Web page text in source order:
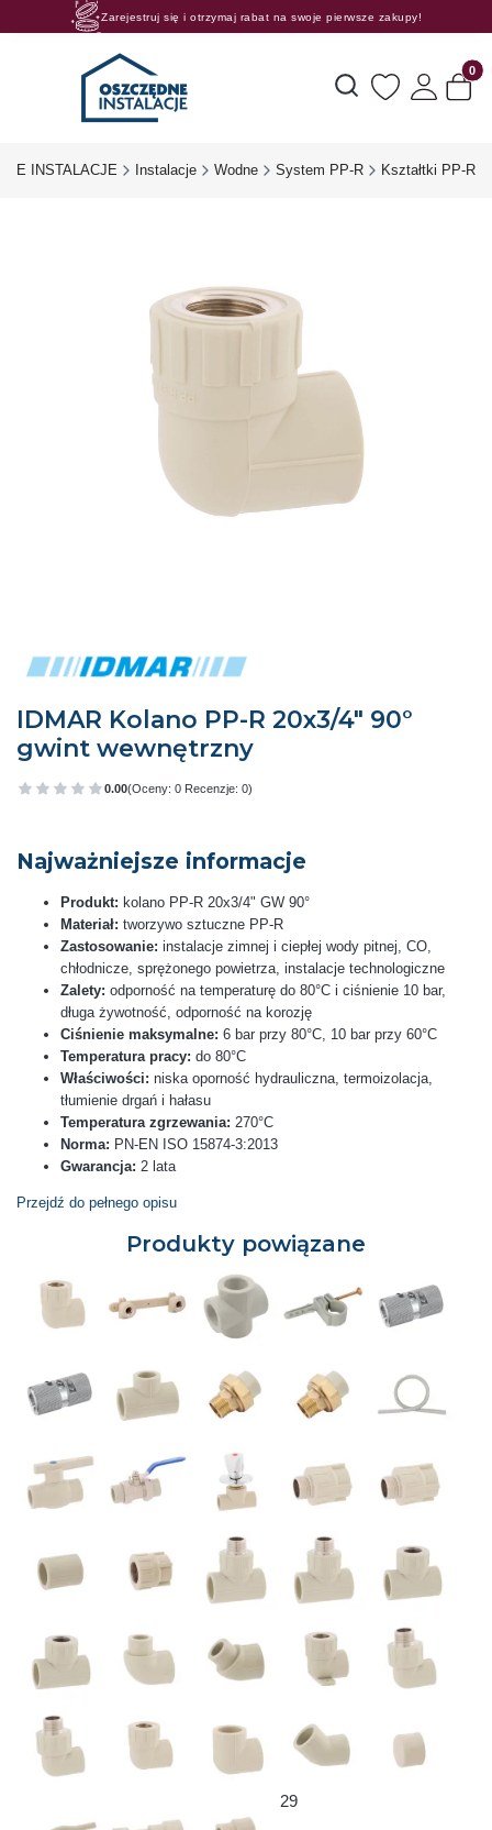
Zarejestruj się i otrzymaj rabat na swoje pierwsze zakupy!
Otwórz wyszukiwarkę
INSTALACJE Instalacje Wodne System PP-R Kształtki PP-R
IDMAR Kolano PP-R 20x3/4" 90°
gwint wewnętrzny
0.00(Oceny: 0 Recenzje: 0)
Przejdź do sekcji Opinie
Najważniejsze informacje
Produkt: kolano PP-R 20x3/4" GW 90°
Materiał: tworzywo sztuczne PP-R
Zastosowanie: instalacje zimnej i ciepłej wody pitnej, CO,
chłodnicze, sprężonego powietrza, instalacje technologiczne
Zalety: odporność na temperaturę do 80°C i ciśnienie 10 bar,
długa żywotność, odporność na korozję
Ciśnienie maksymalne: 6 bar przy 80°C, 10 bar przy 60°C
Temperatura pracy: do 80°C
Właściwości: niska oporność hydrauliczna, termoizolacja,
tłumienie drgań i hałasu
Temperatura zgrzewania: 270°C
Norma: PN-EN ISO 15874-3:2013
Gwarancja: 2 lata
Przejdź do pełnego opisu
Produkty powiązane
29